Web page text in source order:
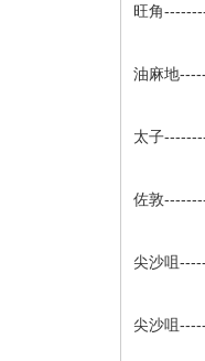
旺角
油麻地
太子
佐敦
尖沙咀
尖沙咀